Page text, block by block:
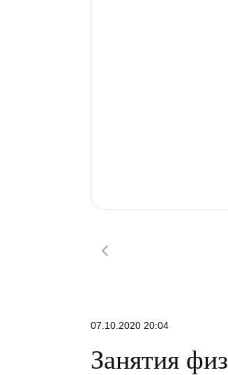
07.10.2020 20:04
Занятия